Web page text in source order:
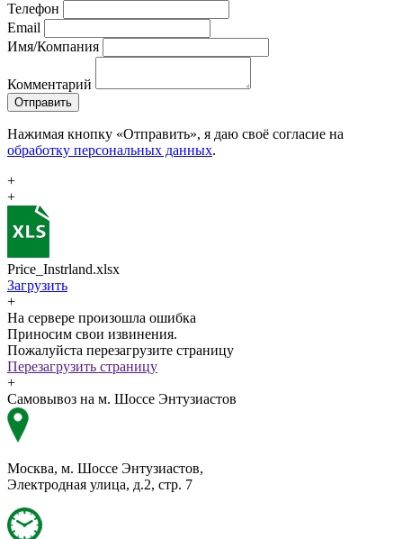
Телефон
Email
Имя/Компания
Комментарий
Отправить
Нажимая кнопку «Отправить», я даю своё согласие на
обработку персональных данных.
+
+
Price_Instrland.xlsx
Загрузить
+
На сервере произошла ошибка
Приносим свои извинения.
Пожалуйста перезагрузите страницу
Перезагрузить страницу
+
Самовывоз на м. Шоссе Энтузиастов
Москва, м. Шоссе Энтузиастов,
Электродная улица, д.2, стр. 7